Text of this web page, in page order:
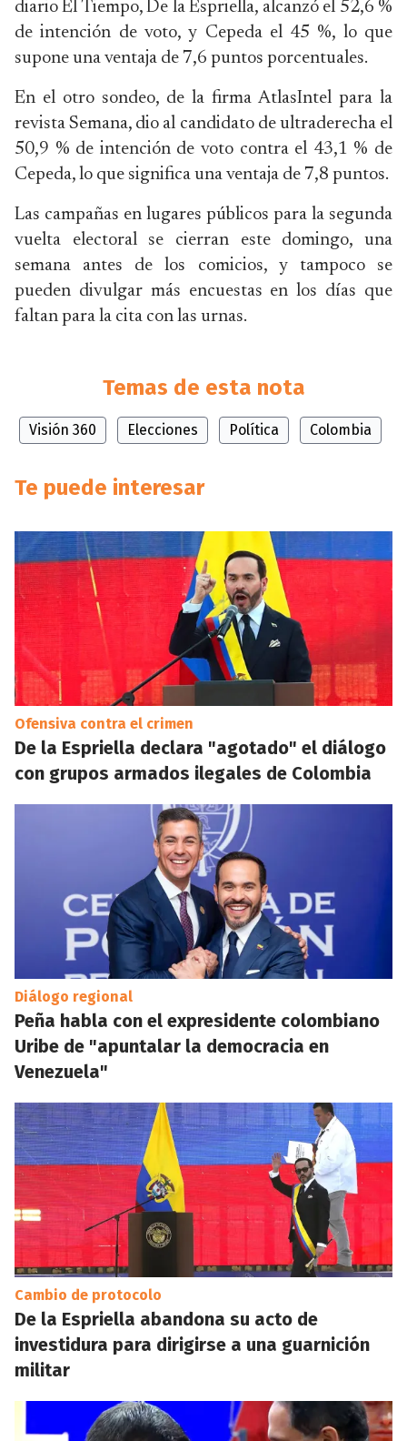
diario El Tiempo, De la Espriella, alcanzó el 52,6 %
de intención de voto, y Cepeda el 45 %, lo que
supone una ventaja de 7,6 puntos porcentuales.
En el otro sondeo, de la firma AtlasIntel para la
revista Semana, dio al candidato de ultraderecha el
50,9 % de intención de voto contra el 43,1 % de
Cepeda, lo que significa una ventaja de 7,8 puntos.
Las campañas en lugares públicos para la segunda
vuelta electoral se cierran este domingo, una
semana antes de los comicios, y tampoco se
pueden divulgar más encuestas en los días que
faltan para la cita con las urnas.
Temas de esta nota
Visión 360 Elecciones Política Colombia
Te puede interesar
Ofensiva contra el crimen
De la Espriella declara "agotado" el diálogo
con grupos armados ilegales de Colombia
Diálogo regional
Peña habla con el expresidente colombiano
Uribe de "apuntalar la democracia en
Venezuela"
Cambio de protocolo
De la Espriella abandona su acto de
investidura para dirigirse a una guarnición
militar